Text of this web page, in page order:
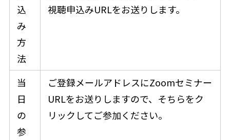
込
み
方
法
視聴申込みURLをお送りします。
当
日
の
参
ご登録メールアドレスにZoomセミナー
URLをお送りしますので、そちらをク
リックしてご参加ください。